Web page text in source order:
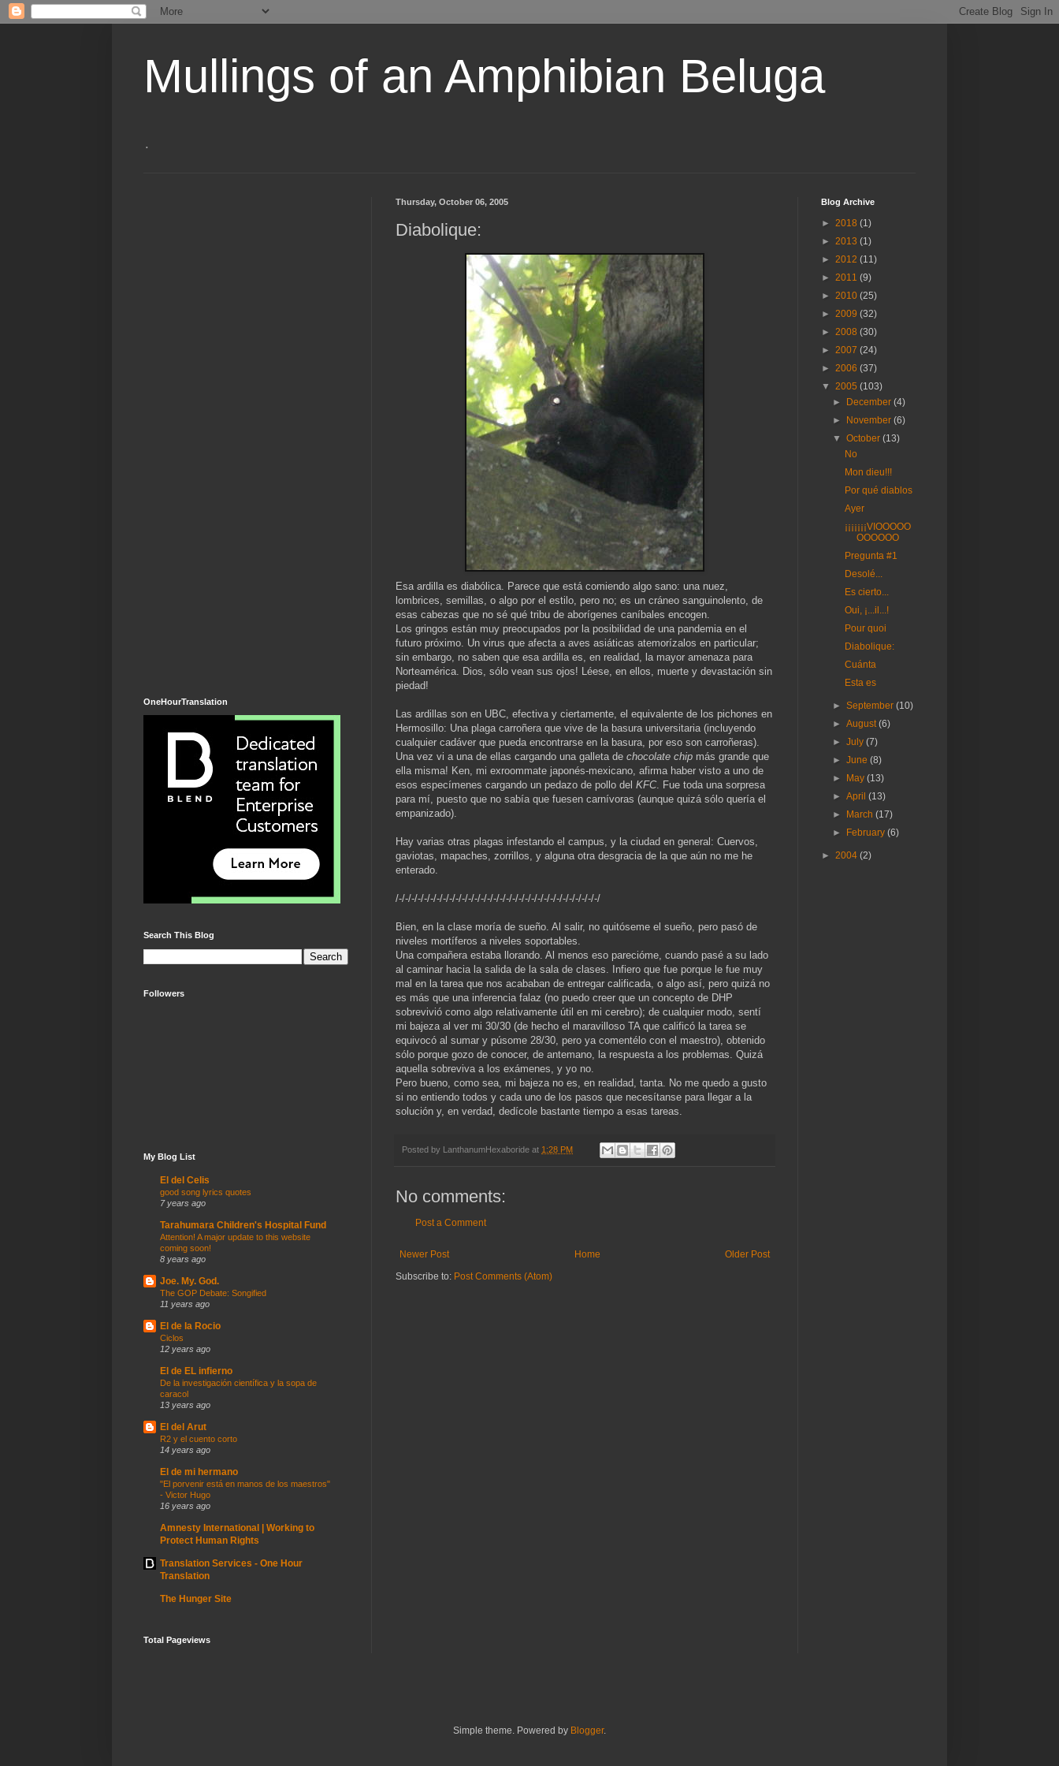
Mullings of an Amphibian Beluga
.
Thursday, October 06, 2005
Diabolique:
Esa ardilla es diabólica. Parece que está comiendo algo sano: una nuez,
lombrices, semillas, o algo por el estilo, pero no; es un cráneo sanguinolento, de
esas cabezas que no sé qué tribu de aborígenes caníbales encogen.
Los gringos están muy preocupados por la posibilidad de una pandemia en el
futuro próximo. Un virus que afecta a aves asiáticas atemorízalos en particular;
sin embargo, no saben que esa ardilla es, en realidad, la mayor amenaza para
Norteamérica. Dios, sólo vean sus ojos! Léese, en ellos, muerte y devastación sin
piedad!
Las ardillas son en UBC, efectiva y ciertamente, el equivalente de los pichones en
Hermosillo: Una plaga carroñera que vive de la basura universitaria (incluyendo
cualquier cadáver que pueda encontrarse en la basura, por eso son carroñeras).
Una vez vi a una de ellas cargando una galleta de chocolate chip más grande que
ella misma! Ken, mi exroommate japonés-mexicano, afirma haber visto a uno de
esos especímenes cargando un pedazo de pollo del KFC. Fue toda una sorpresa
para mí, puesto que no sabía que fuesen carnívoras (aunque quizá sólo quería el
empanizado).
Hay varias otras plagas infestando el campus, y la ciudad en general: Cuervos,
gaviotas, mapaches, zorrillos, y alguna otra desgracia de la que aún no me he
enterado.
/-/-/-/-/-/-/-/-/-/-/-/-/-/-/-/-/-/-/-/-/-/-/-/-/-/-/-/-/-/-/-/-/
Bien, en la clase moría de sueño. Al salir, no quitóseme el sueño, pero pasó de
niveles mortíferos a niveles soportables.
Una compañera estaba llorando. Al menos eso parecióme, cuando pasé a su lado
al caminar hacia la salida de la sala de clases. Infiero que fue porque le fue muy
mal en la tarea que nos acababan de entregar calificada, o algo así, pero quizá no
es más que una inferencia falaz (no puedo creer que un concepto de DHP
sobrevivió como algo relativamente útil en mi cerebro); de cualquier modo, sentí
mi bajeza al ver mi 30/30 (de hecho el maravilloso TA que calificó la tarea se
equivocó al sumar y púsome 28/30, pero ya comentélo con el maestro), obtenido
sólo porque gozo de conocer, de antemano, la respuesta a los problemas. Quizá
aquella sobreviva a los exámenes, y yo no.
Pero bueno, como sea, mi bajeza no es, en realidad, tanta. No me quedo a gusto
si no entiendo todos y cada uno de los pasos que necesítanse para llegar a la
solución y, en verdad, dedícole bastante tiempo a esas tareas.
Posted by LanthanumHexaboride at 1:28 PM
No comments:
Post a Comment
Newer Post Older Post
Home
Subscribe to: Post Comments (Atom)
OneHourTranslation
Search This Blog
Followers
My Blog List
El del Celis
good song lyrics quotes
7 years ago
Tarahumara Children's Hospital Fund
Attention! A major update to this website
coming soon!
8 years ago
Joe. My. God.
The GOP Debate: Songified
11 years ago
El de la Rocio
Ciclos
12 years ago
El de EL infierno
De la investigación científica y la sopa de
caracol
13 years ago
El del Arut
R2 y el cuento corto
14 years ago
El de mi hermano
"El porvenir está en manos de los maestros"
- Victor Hugo
16 years ago
Amnesty International | Working to
Protect Human Rights
Translation Services - One Hour
Translation
The Hunger Site
Total Pageviews
Blog Archive
► 2018 (1)
► 2013 (1)
► 2012 (11)
► 2011 (9)
► 2010 (25)
► 2009 (32)
► 2008 (30)
► 2007 (24)
► 2006 (37)
▼ 2005 (103)
►
December(4)
►
November(6)
▼October(13)
No
Mon dieu!!!
Por qué diablos
Ayer
¡¡¡¡¡¡¡VIOOOOO
OOOOOO
Pregunta #1
Desolé...
Es cierto...
Oui, ¡...il...!
Pour quoi
Diabolique:
Cuánta
Esta es
►September(10)
►August(6)
►July(7)
►June(8)
►
May(13)
►April(13)
►
March(17)
►
February(6)
► 2004 (2)
Simple theme. Powered by Blogger.